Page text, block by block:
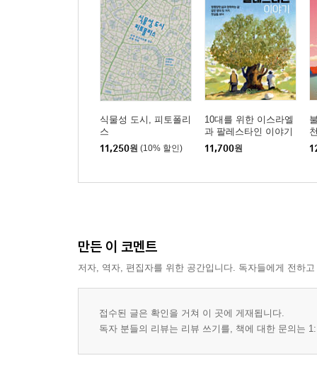
식물성 도시, 피토폴리
스
11,250원 (10% 할인)
10대를 위한 이스라엘
과 팔레스타인 이야기
11,700원
만든 이 코멘트
저자, 역자, 편집자를 위한 공간입니다. 독자들에게 전하
접수된 글은 확인을 거쳐 이 곳에 게재됩니다.
독자 분들의 리뷰는 리뷰 쓰기를, 책에 대한 문의는